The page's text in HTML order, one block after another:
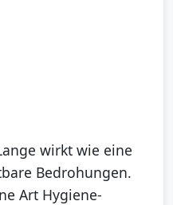
wirkt wie eine
Bedrohungen.
Art Hygiene-